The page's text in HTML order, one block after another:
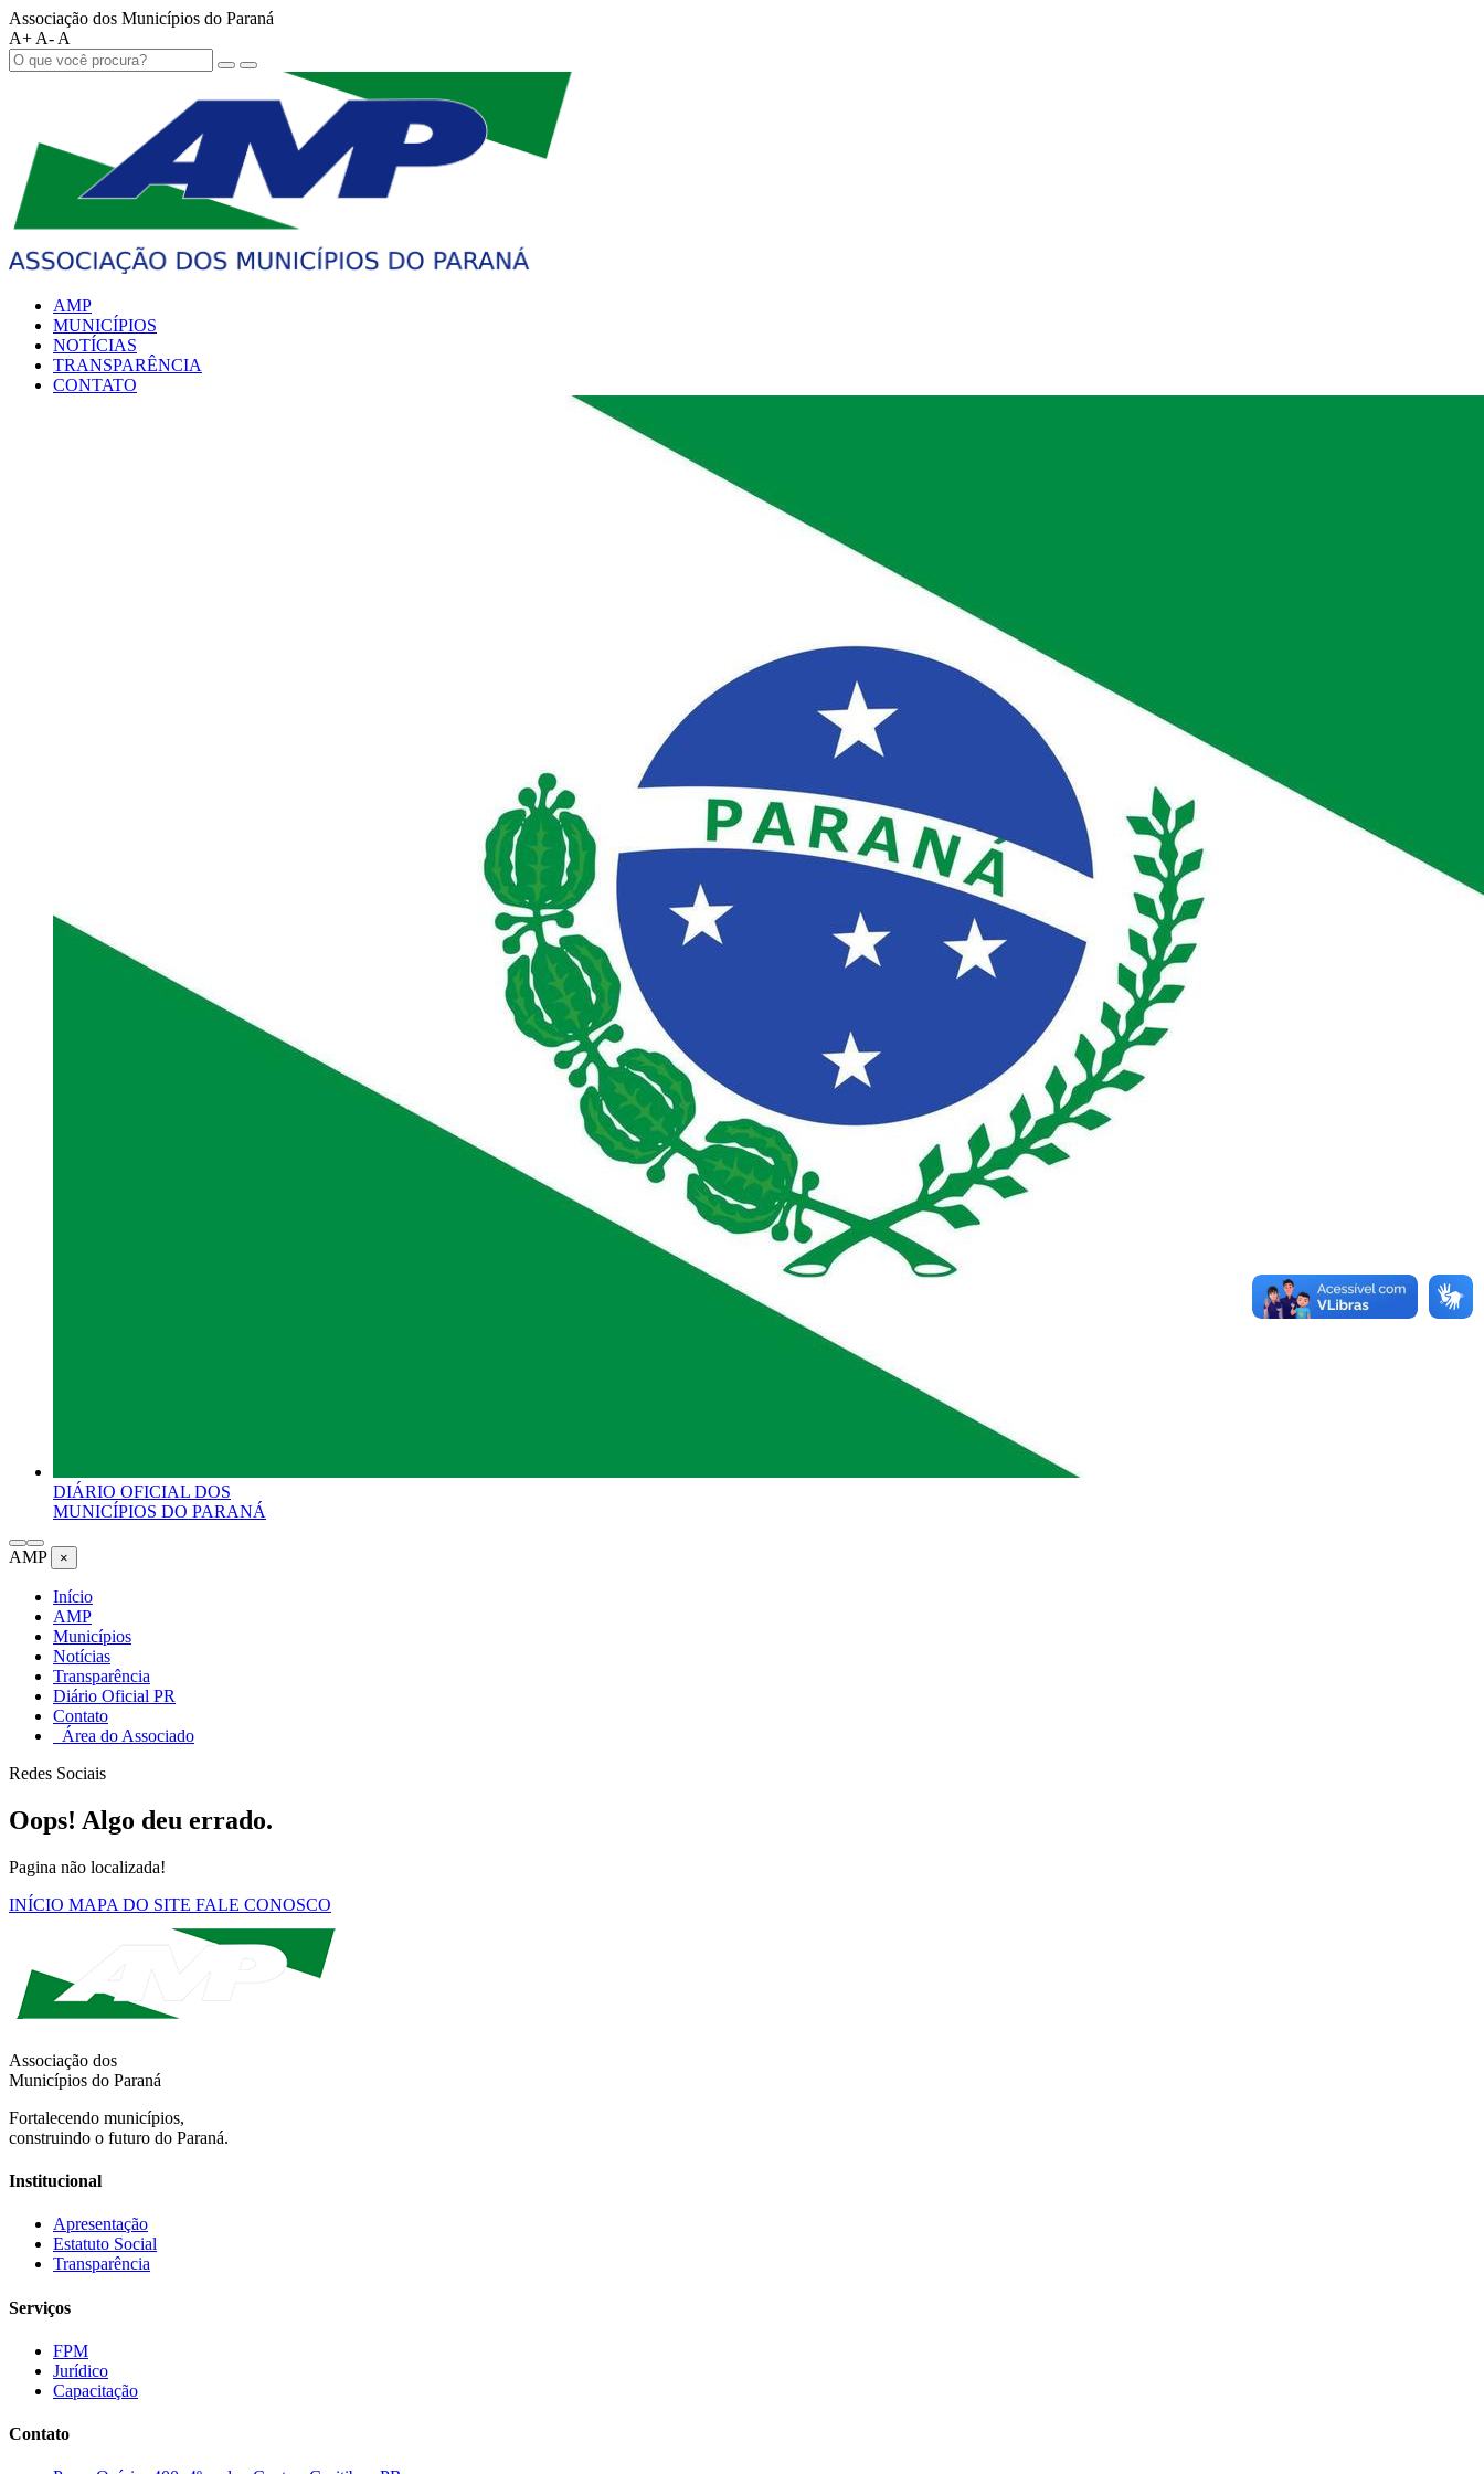
Associação dos Municípios do Paraná
A+ A- A
AMP
MUNICÍPIOS
NOTÍCIAS
TRANSPARÊNCIA
CONTATO
DIÁRIO OFICIAL DOS
MUNICÍPIOS DO PARANÁ
AMP ×
Início
AMP
Municípios
Notícias
Transparência
Diário Oficial PR
Contato
Área do Associado
Redes Sociais
Oops! Algo deu errado.
Pagina não localizada!
INÍCIO MAPA DO SITE FALE CONOSCO
Associação dos
Municípios do Paraná
Fortalecendo municípios,
construindo o futuro do Paraná.
Institucional
Apresentação
Estatuto Social
Transparência
Serviços
FPM
Jurídico
Capacitação
Contato